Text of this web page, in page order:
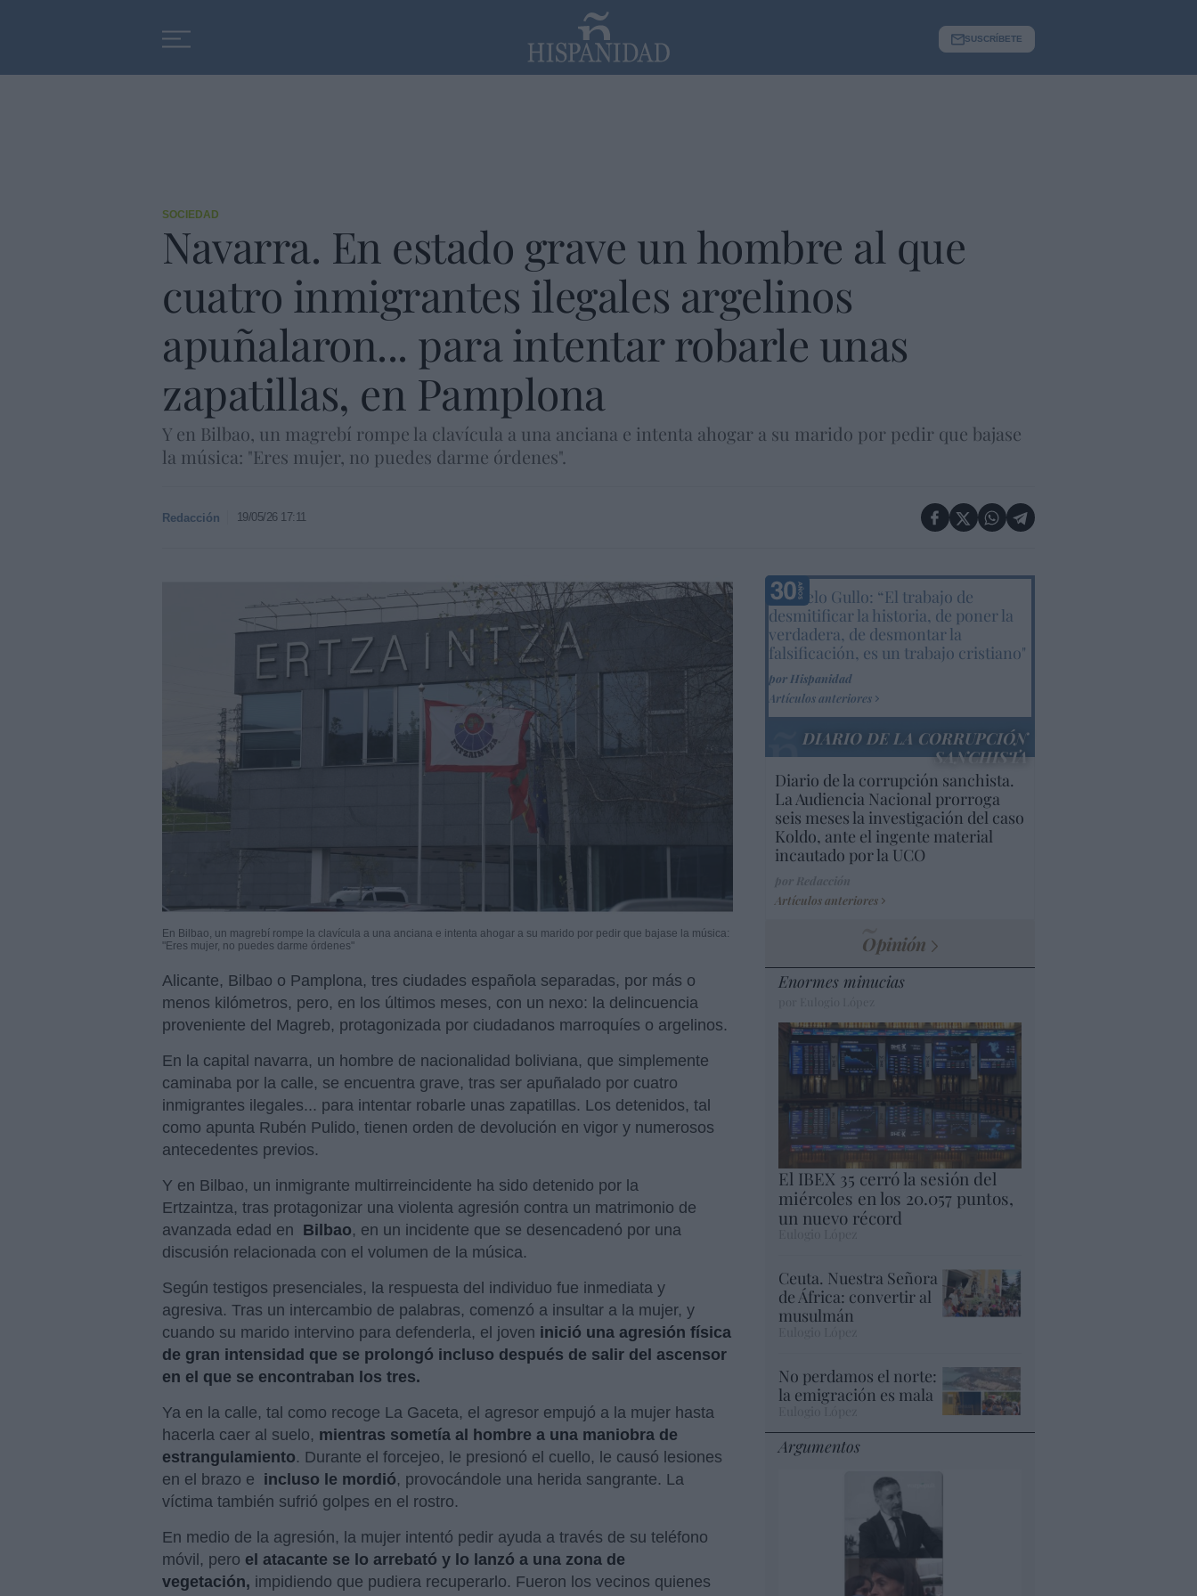
SUSCRÍBETE
SOCIEDAD
Navarra. En estado grave un hombre al que
cuatro inmigrantes ilegales argelinos
apuñalaron... para intentar robarle unas
zapatillas, en Pamplona
Y en Bilbao, un magrebí rompe la clavícula a una anciana e intenta ahogar a su marido por pedir que bajase
la música: "Eres mujer, no puedes darme órdenes".
Redacción 19/05/26 17:11
En Bilbao, un magrebí rompe la clavícula a una anciana e intenta ahogar a su marido por pedir que bajase la música:
"Eres mujer, no puedes darme órdenes"
Alicante, Bilbao o Pamplona, tres ciudades española separadas, por más o
menos kilómetros, pero, en los últimos meses, con un nexo: la delincuencia
proveniente del Magreb, protagonizada por ciudadanos marroquíes o argelinos.
En la capital navarra, un hombre de nacionalidad boliviana, que simplemente
caminaba por la calle, se encuentra grave, tras ser apuñalado por cuatro
inmigrantes ilegales... para intentar robarle unas zapatillas. Los detenidos, tal
como apunta Rubén Pulido, tienen orden de devolución en vigor y numerosos
antecedentes previos.
Y en Bilbao, un inmigrante multirreincidente ha sido detenido por la
Ertzaintza, tras protagonizar una violenta agresión contra un matrimonio de
avanzada edad en Bilbao, en un incidente que se desencadenó por una
discusión relacionada con el volumen de la música.
Según testigos presenciales, la respuesta del individuo fue inmediata y
agresiva. Tras un intercambio de palabras, comenzó a insultar a la mujer, y
cuando su marido intervino para defenderla, el joven inició una agresión física
de gran intensidad que se prolongó incluso después de salir del ascensor
en el que se encontraban los tres.
Ya en la calle, tal como recoge La Gaceta, el agresor empujó a la mujer hasta
hacerla caer al suelo, mientras sometía al hombre a una maniobra de
estrangulamiento. Durante el forcejeo, le presionó el cuello, le causó lesiones
en el brazo e incluso le mordió, provocándole una herida sangrante. La
víctima también sufrió golpes en el rostro.
En medio de la agresión, la mujer intentó pedir ayuda a través de su teléfono
móvil, pero el atacante se lo arrebató y lo lanzó a una zona de
vegetación, impidiendo que pudiera recuperarlo. Fueron los vecinos quienes
Marcelo Gullo: “El trabajo de
desmitificar la historia, de poner la
verdadera, de desmontar la
falsificación, es un trabajo cristiano"
por Hispanidad
Artículos anteriores
DIARIO DE LA CORRUPCIÓN
SANCHISTA
Diario de la corrupción sanchista.
La Audiencia Nacional prorroga
seis meses la investigación del caso
Koldo, ante el ingente material
incautado por la UCO
Artículos anteriores
Opinión
Enormes minucias
El IBEX 35 cerró la sesión del
miércoles en los 20.057 puntos,
un nuevo récord
Ceuta. Nuestra Señora
de África: convertir al
musulmán
No perdamos el norte:
la emigración es mala
Argumentos